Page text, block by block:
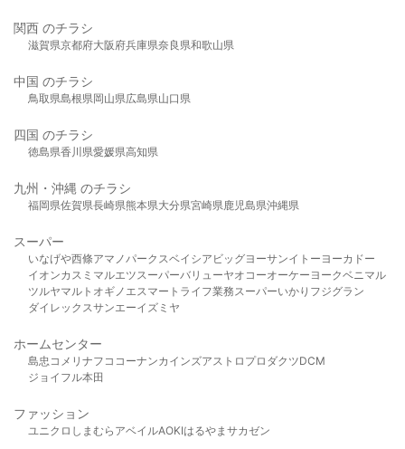
関西 のチラシ
滋賀県京都府大阪府兵庫県奈良県和歌山県
中国 のチラシ
鳥取県島根県岡山県広島県山口県
四国 のチラシ
徳島県香川県愛媛県高知県
九州・沖縄 のチラシ
福岡県佐賀県長崎県熊本県大分県宮崎県鹿児島県沖縄県
スーパー
いなげや西條アマノパークスベイシア ビッグヨーサンイトーヨーカドー
イオンカスミ マルエツスーパーバリューヤオコーオーケー ヨークベニマル
ツルヤマルト オギノ エスマート ライフ業務スーパーいかり フジグラン
ダイレックスサンエーイズミヤ
ホームセンター
島忠 コメリ ナフコ コーナンカインズアストロプロダクツDCM
ジョイフル本田
ファッション
ユニクロ しまむら アベイルAOKIはるやま サカゼン